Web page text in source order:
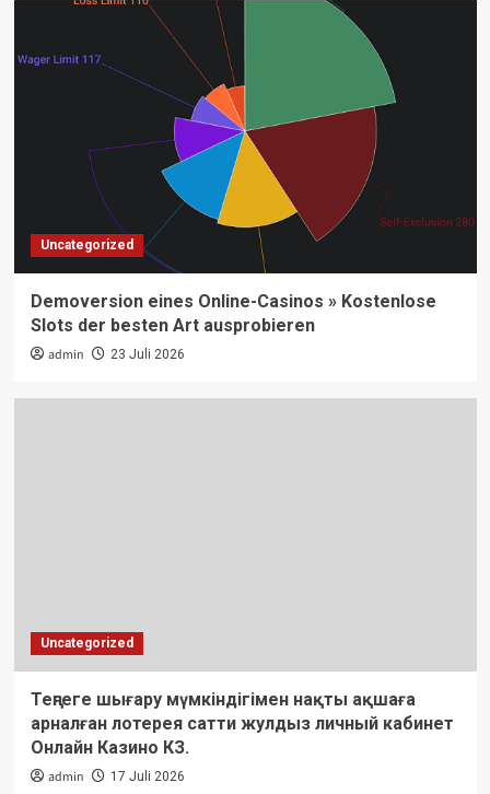
Uncategorized
Demoversion eines Online-Casinos » Kostenlose
Slots der besten Art ausprobieren
admin 23 Juli 2026
Uncategorized
Теңгеге шығару мүмкіндігімен нақты ақшаға
арналған лотерея сатти жулдыз личный кабинет
Онлайн Казино КЗ.
admin 17 Juli 2026